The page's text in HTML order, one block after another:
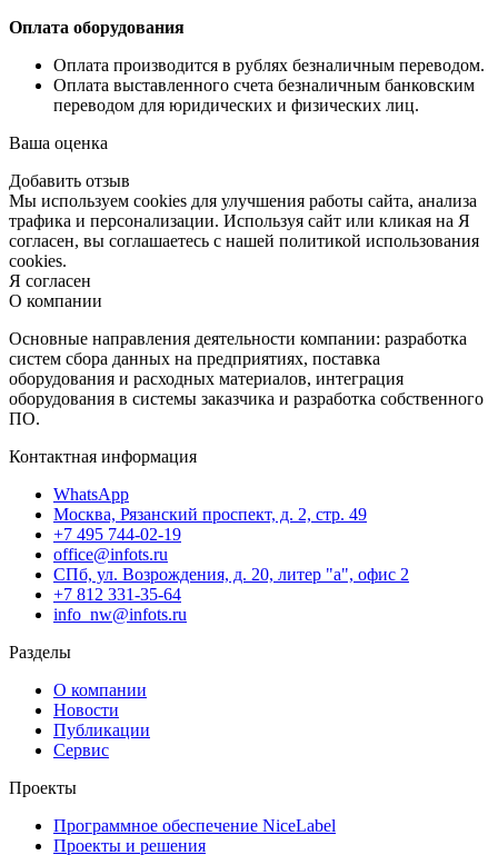
Оплата оборудования
Оплата производится в рублях безналичным переводом.
Оплата выставленного счета безналичным банковским
переводом для юридических и физических лиц.
Ваша оценка
Добавить отзыв
Мы используем cookies для улучшения работы сайта, анализа
трафика и персонализации. Используя сайт или кликая на Я
согласен, вы соглашаетесь с нашей политикой использования
cookies.
Я согласен
О компании
Основные направления деятельности компании: разработка
систем сбора данных на предприятиях, поставка
оборудования и расходных материалов, интеграция
оборудования в системы заказчика и разработка собственного
ПО.
Контактная информация
WhatsApp
Москва, Рязанский проспект, д. 2, стр. 49
+7 495 744-02-19
office@infots.ru
СПб, ул. Возрождения, д. 20, литер "a", офис 2
+7 812 331-35-64
info_nw@infots.ru
Разделы
О компании
Новости
Публикации
Сервис
Проекты
Программное обеспечение NiceLabel
Проекты и решения